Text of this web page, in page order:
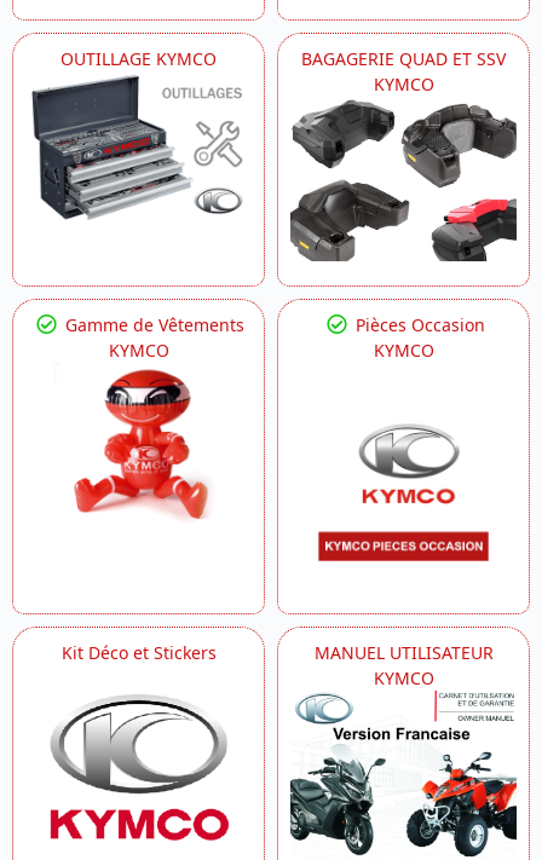
OUTILLAGE KYMCO
BAGAGERIE QUAD ET SSV
KYMCO
Gamme de Vêtements
KYMCO
Pièces Occasion
KYMCO
Kit Déco et Stickers
MANUEL UTILISATEUR
KYMCO